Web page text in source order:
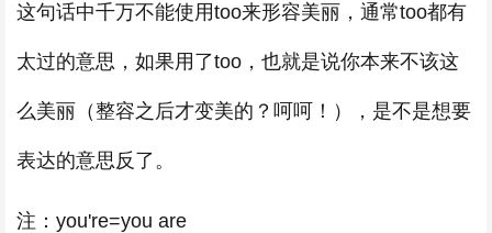
这句话中千万不能使用too来形容美丽，通常too都有
太过的意思，如果用了too，也就是说你本来不该这
么美丽（整容之后才变美的？呵呵！），是不是想要
表达的意思反了。
注：you're=you are